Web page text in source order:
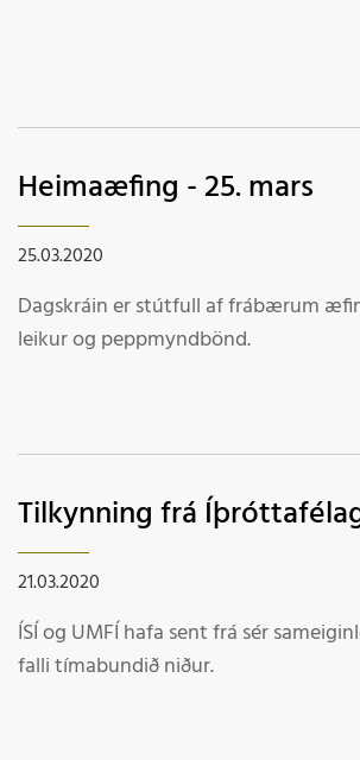
Heimaæfing - 25. mars
25.03.2020
Dagskráin er stútfull af frábærum
leikur og peppmyndbönd.
Tilkynning frá
21.03.2020
ÍSÍ og UMFÍ hafa sent frá sér
falli tímabundið niður.